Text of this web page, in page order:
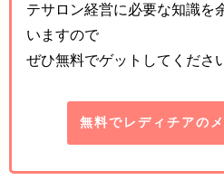
テサロン経営に必要な知識を
いますので
ぜひ無料でゲットしてくださ
無料でレディチアの